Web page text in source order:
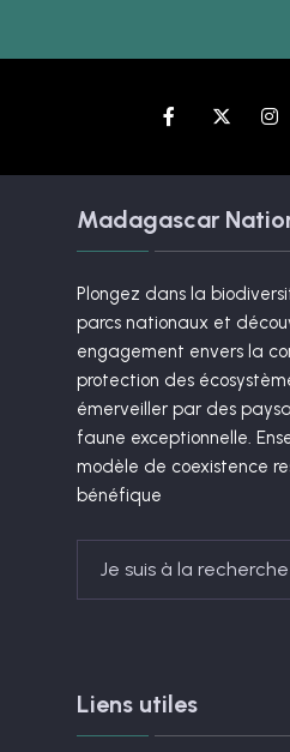
Madagascar
Plongez dans la
parcs nationaux et
engagement envers la
protection des
émerveiller par des
faune exceptionnelle.
modèle de coexistence
bénéfique
for:
Liens utiles